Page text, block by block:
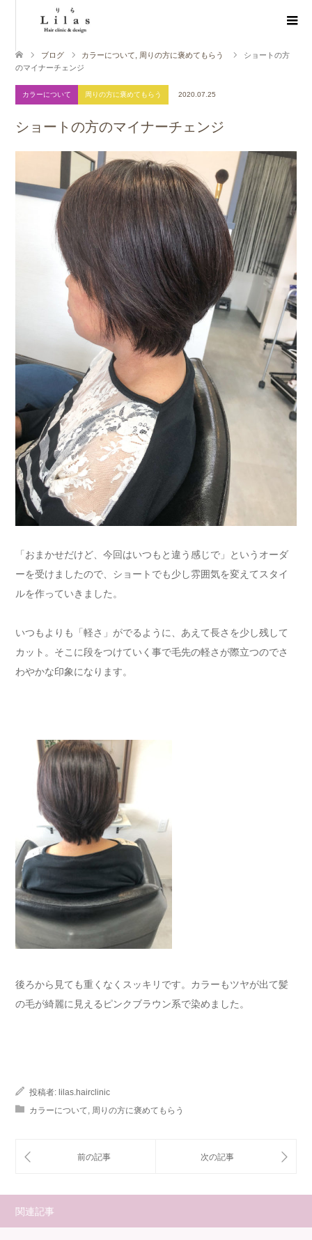
ブログ カラーについて 周りの方に褒めてもらう
ショートの方
のマイナーチェンジ
カラーについて 周りの方に褒めてもらう 2020.07.25
ショートの方のマイナーチェンジ
「おまかせだけど、今回はいつもと違う感じで」というオーダ
ーを受けましたので、ショートでも少し雰囲気を変えてスタイ
ルを作っていきました。
いつもよりも「軽さ」がでるように、あえて長さを少し残して
カット。そこに段をつけていく事で毛先の軽さが際立つのでさ
わやかな印象になります。
後ろから見ても重くなくスッキリです。カラーもツヤが出て髪
の毛が綺麗に見えるピンクブラウン系で染めました。
投稿者: lilas.hairclinic
カラーについて, 周りの方に褒めてもらう
関連記事